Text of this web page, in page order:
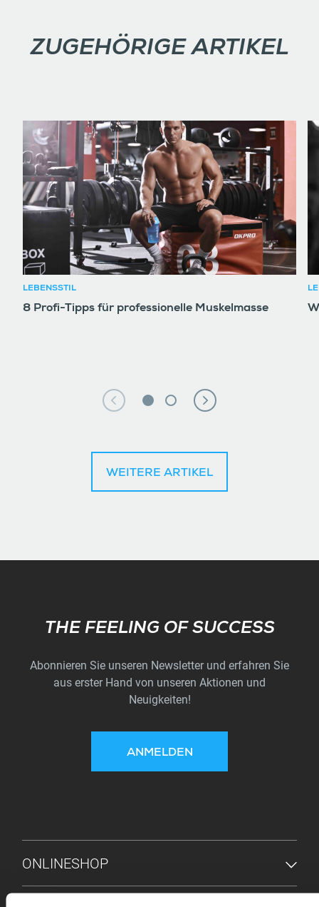
ZUGEHÖRIGE ARTIKEL
LEBENSSTIL
8 Profi-Tipps für professionelle Muskelmasse
WEITERE ARTIKEL
Subscribe
THE FEELING OF SUCCESS
Abonnieren Sie unseren Newsletter und erfahren Sie
aus erster Hand von unseren Aktionen und
Neuigkeiten!
ANMELDEN
FUSSZEILENMENÜ
ONLINESHOP